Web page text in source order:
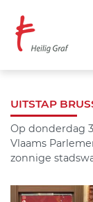
naar
UITSTAP
Op donderdag
Vlaams
zonnige